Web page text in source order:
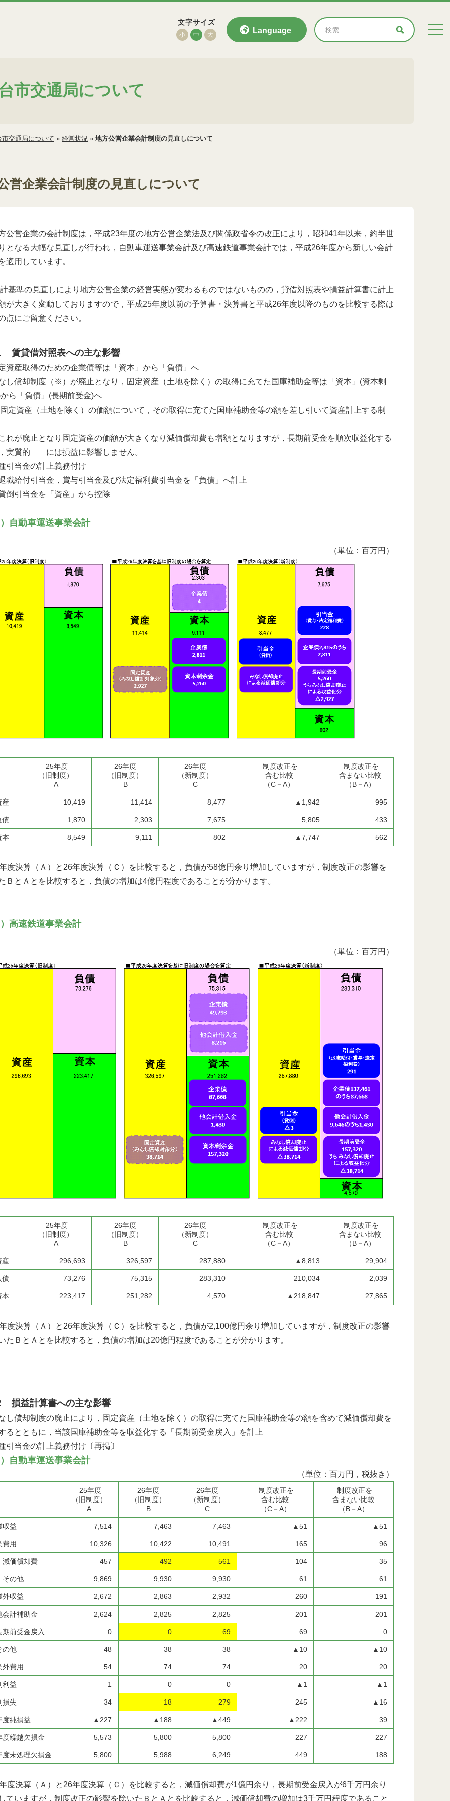
Language
文字サイズ
小 中 大
市交通局について
市交通局について » 経営状況 » 地方公営企業会計制度の見直しについて
営企業会計制度の見直しについて
営企業の会計制度は，平成23年度の地方公営企業法及び関係政省令の改正により，昭和41年以来，約半世
となる大幅な見直しが行われ，自動車運送事業会計及び高速鉄道事業会計では，平成26年度から新しい会計
適用しています。
準の見直しにより地方公営企業の経営実態が変わるものではないものの，貸借対照表や損益計算書に計上
が大きく変動しておりますので，平成25年度以前の予算書・決算書と平成26年度以降のものを比較する際は
点にご留意ください。
賃貸借対照表への主な影響
資産取得のための企業債等は「資本」から「負債」へ
し償却制度（※）が廃止となり，固定資産（土地を除く）の取得に充てた国庫補助金等は「資本」(資本剰
ら「負債」(長期前受金)へ
資産（土地を除く）の価額について，その取得に充てた国庫補助金等の額を差し引いて資産計上する制
廃止となり固定資産の価額が大きくなり減価償却費も増額となりますが，長期前受金を順次収益化する
実質的 には損益に影響しません。
引当金の計上義務付け
付引当金，賞与引当金及び法定福利費引当金を「負債」へ計上
当金を「資産」から控除
自動車運送事業会計
（単位：百万円）
25年度
（旧制度）
A
26年度
（旧制度）
B
26年度
（新制度）
C
制度改正を
含む比較
（C－A）
制度改正を
含まない比較
（B－A）
10,419 11,414 8,477 ▲1,942 995
1,870 2,303 7,675 5,805 433
8,549 9,111 802 ▲7,747 562
度決算（Ａ）と26年度決算（Ｃ）を比較すると，負債が58億円余り増加していますが，制度改正の影響を
ＢとＡとを比較すると，負債の増加は4億円程度であることが分かります。
高速鉄道事業会計
（単位：百万円）
25年度
（旧制度）
A
26年度
（旧制度）
B
26年度
（新制度）
C
制度改正を
含む比較
（C－A）
制度改正を
含まない比較
（B－A）
296,693 326,597 287,880 ▲8,813 29,904
73,276 75,315 283,310 210,034 2,039
223,417 251,282 4,570 ▲218,847 27,865
度決算（Ａ）と26年度決算（Ｃ）を比較すると，負債が2,100億円余り増加していますが，制度改正の影響
たＢとＡとを比較すると，負債の増加は20億円程度であることが分かります。
損益計算書への主な影響
し償却制度の廃止により，固定資産（土地を除く）の取得に充てた国庫補助金等の額を含めて減価償却費を
るとともに，当該国庫補助金等を収益化する「長期前受金戻入」を計上
引当金の計上義務付け〔再掲〕
自動車運送事業会計
（単位：百万円，税抜き）
25年度
（旧制度）
A
26年度
（旧制度）
B
26年度
（新制度）
C
制度改正を
含む比較
（C－A）
制度改正を
含まない比較
（B－A）
益 7,514 7,463 7,463 ▲51 ▲51
用 10,326 10,422 10,491 165 96
償却費 457 492 561 104 35
他 9,869 9,930 9,930 61 61
収益 2,672 2,863 2,932 260 191
計補助金 2,624 2,825 2,825 201 201
前受金戻入 0 0 69 69 0
他 48 38 38 ▲10 ▲10
費用 54 74 74 20 20
益 1 0 0 ▲1 ▲1
失 34 18 279 245 ▲16
純損益 ▲227 ▲188 ▲449 ▲222 39
繰越欠損金 5,573 5,800 5,800 227 227
未処理欠損金 5,800 5,988 6,249 449 188
度決算（Ａ）と26年度決算（Ｃ）を比較すると，減価償却費が1億円余り，長期前受金戻入が6千万円余り
ていますが，制度改正の影響を除いたＢとＡとを比較すると，減価償却費の増加は3千万円程度であること